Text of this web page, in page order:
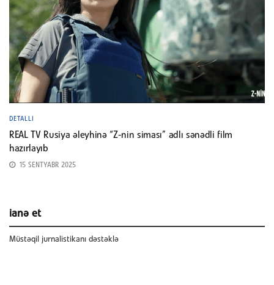
DETALLI
REAL TV Rusiya əleyhinə “Z-nin siması” adlı sənədli film
hazırlayıb
15 SENTYABR 2025
ianə et
Müstəqil jurnalistikanı dəstəklə